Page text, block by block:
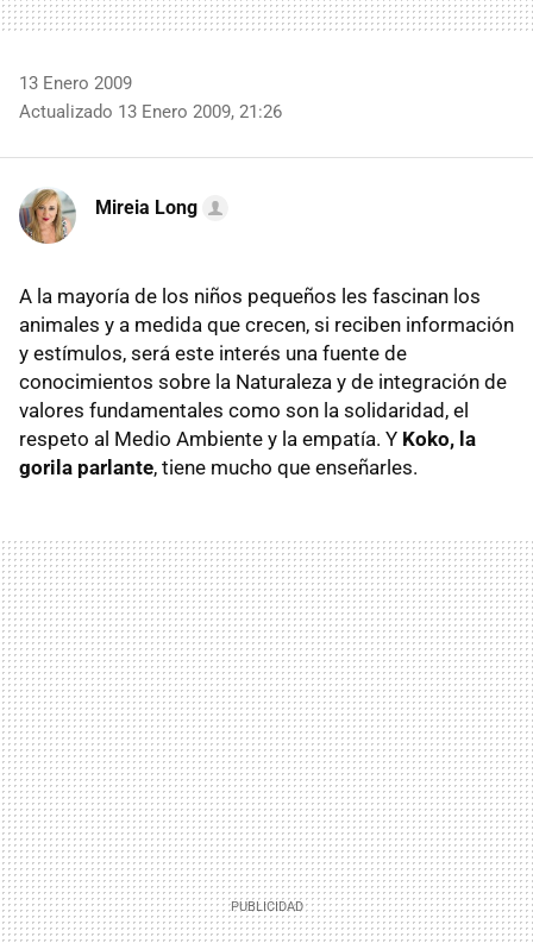
13 Enero 2009
Actualizado 13 Enero 2009, 21:26
Mireia Long
A la mayoría de los niños pequeños les fascinan los
animales y a medida que crecen, si reciben información
y estímulos, será este interés una fuente de
conocimientos sobre la Naturaleza y de integración de
valores fundamentales como son la solidaridad, el
respeto al Medio Ambiente y la empatía. Y Koko, la
gorila parlante, tiene mucho que enseñarles.